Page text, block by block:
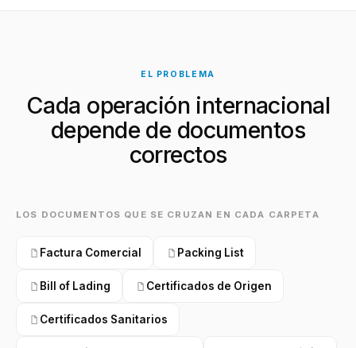
EL PROBLEMA
Cada operación internacional
depende de documentos
correctos
LOS DOCUMENTOS QUE SE CRUZAN EN CADA CARPETA
Factura Comercial Packing List
Bill of Lading Certificados de Origen
Certificados Sanitarios